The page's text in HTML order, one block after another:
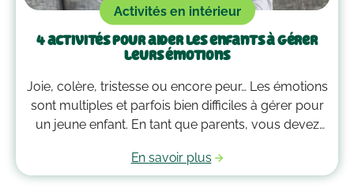
Activités en intérieur
4 activités pour aider les enfants à gérer
leurs émotions
Joie, colère, tristesse ou encore peur… Les émotions
sont multiples et parfois bien difficiles à gérer pour
un jeune enfant. En tant que parents, vous devez
plus d’un tour dans votre sac pour les
accompagner. Voici quelques outils qui peuvent
En savoir plus